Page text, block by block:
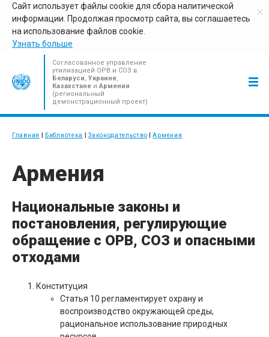
Сайт использует файлы cookie для сбора налитической
информации. Продолжая просмотр сайта, вы соглашаетесь
на использование файлов cookie.
Узнать больше
Согласованное управление
утилизацией ОРВ и СОЗ в
Беларуси, Украине,
Казахстане иАрмении
(региональный
демонстрационный проект)
Главная Библиотека Законодательство Армения
Армения
Национальные законы и
постановления, регулирующие
обращение с ОРВ, СОЗ и опасными
отходами
Конституция
Статья 10 регламентирует охрану и
воспроизводство окружающей среды,
рациональное использование природных